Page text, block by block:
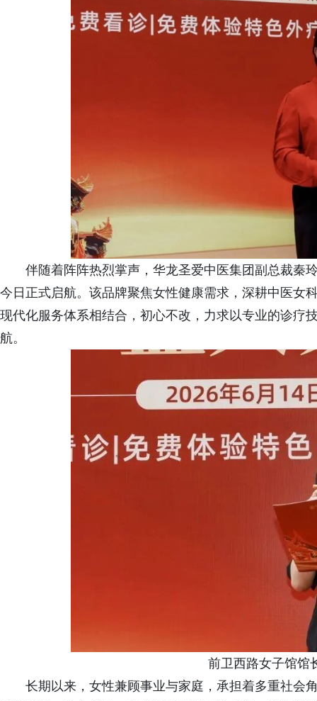
伴随着阵阵热烈掌声，华龙圣爱中医集团副总裁秦
今日正式启航。该品牌聚焦女性健康需求，深耕中医女
现代化服务体系相结合，初心不改，力求以专业的诊疗
航。
前卫西路女子馆馆
长期以来，女性兼顾事业与家庭，承担着多重社会